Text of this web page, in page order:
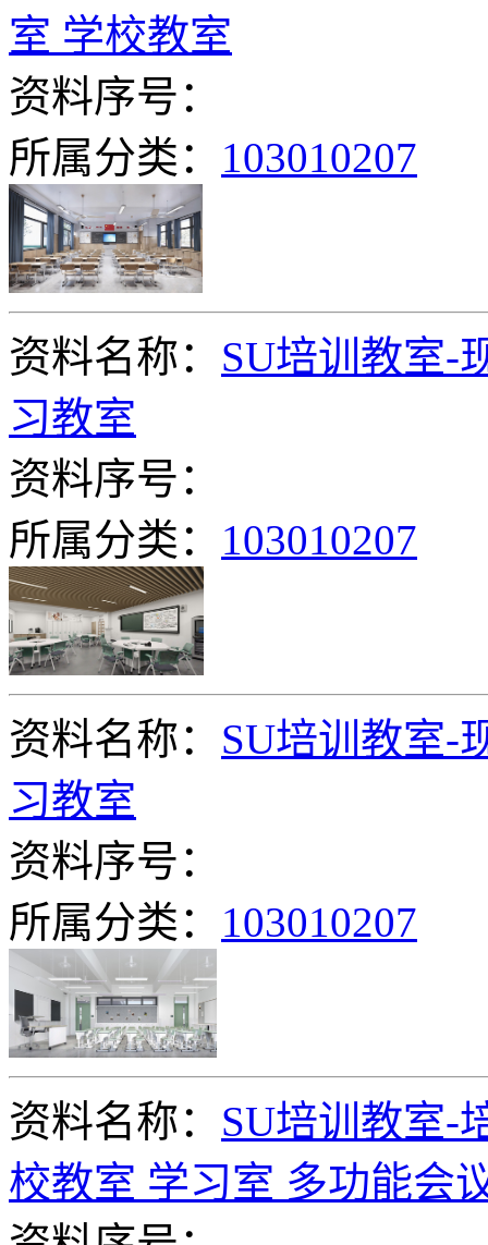
室 学校教室
资料序号：
所属分类： 103010207
资料名称： SU培训教室-
习教室
资料序号：
所属分类： 103010207
资料名称： SU培训教室-
习教室
资料序号：
所属分类： 103010207
资料名称： SU培训教室-
校教室 学习室 多功能会